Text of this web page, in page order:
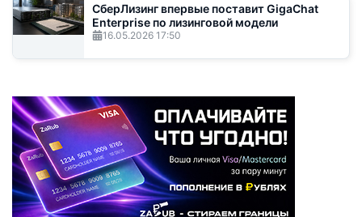
СберЛизинг впервые поставит GigaChat
Enterprise по лизинговой модели
16.05.2026 17:50